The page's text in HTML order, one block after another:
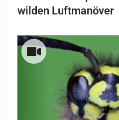
wilden Luftmanöver